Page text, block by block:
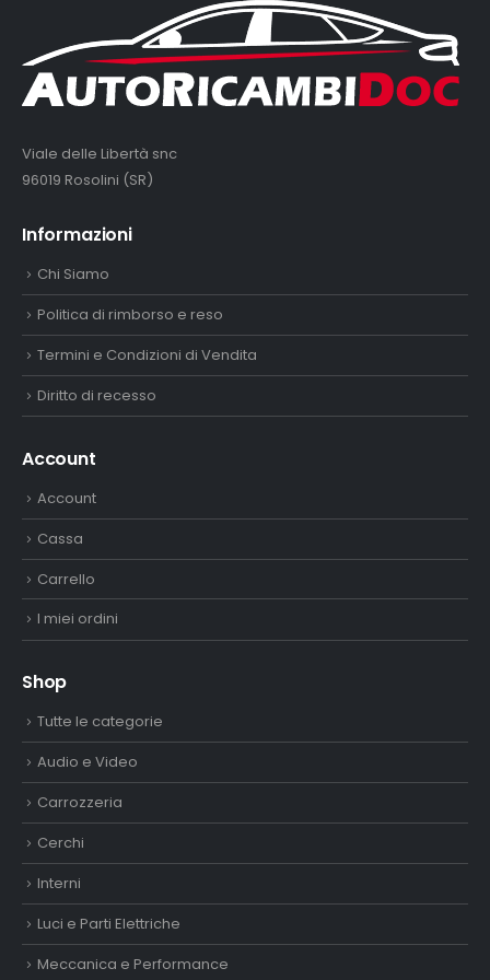
Viale delle Libertà snc
96019 Rosolini (SR)
Informazioni
Chi Siamo
Politica di rimborso e reso
Termini e Condizioni di Vendita
Diritto di recesso
Account
Account
Cassa
Carrello
I miei ordini
Shop
Tutte le categorie
Audio e Video
Carrozzeria
Cerchi
Interni
Luci e Parti Elettriche
Meccanica e Performance